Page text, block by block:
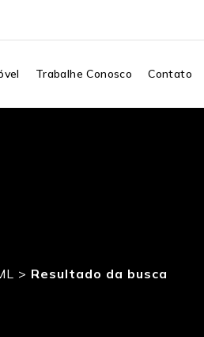
Trabalhe Conosco Contato
> Resultado da busca